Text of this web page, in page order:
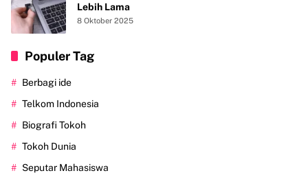
Lebih Lama
8 Oktober 2025
Populer Tag
Berbagi ide
Telkom Indonesia
Biografi Tokoh
Tokoh Dunia
Seputar Mahasiswa